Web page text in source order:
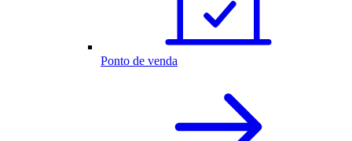
Ponto de venda